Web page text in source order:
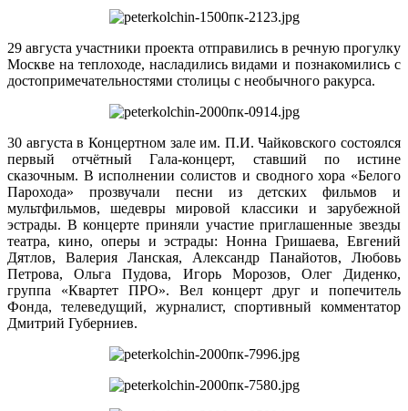
29 августа участники проекта отправились в речную прогулку
Москве на теплоходе, насладились видами и познакомились с
достопримечательностями столицы с необычного ракурса.
30 августа в Концертном зале им. П.И. Чайковского состоялся
первый отчётный Гала-концерт, ставший по истине
сказочным. В исполнении солистов и сводного хора «Белого
Парохода» прозвучали песни из детских фильмов и
мультфильмов, шедевры мировой классики и зарубежной
эстрады. В концерте приняли участие приглашенные звезды
театра, кино, оперы и эстрады: Нонна Гришаева, Евгений
Дятлов, Валерия Ланская, Александр Панайотов, Любовь
Петрова, Ольга Пудова, Игорь Морозов, Олег Диденко,
группа «Квартет ПРО». Вел концерт друг и попечитель
Фонда, телеведущий, журналист, спортивный комментатор
Дмитрий Губерниев.